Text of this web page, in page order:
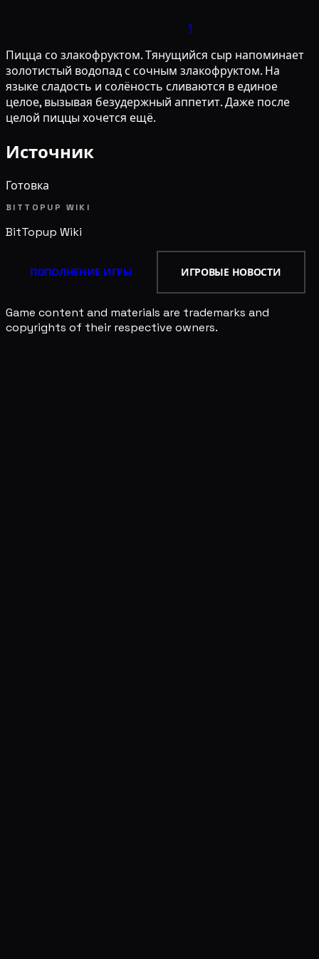
1
Пицца со злакофруктом. Тянущийся сыр напоминает
золотистый водопад с сочным злакофруктом. На
языке сладость и солёность сливаются в единое
целое, вызывая безудержный аппетит. Даже после
целой пиццы хочется ещё.
Источник
Готовка
BITTOPUP WIKI
BitTopup Wiki
ПОПОЛНЕНИЕ ИГРЫ ИГРОВЫЕ НОВОСТИ
Game content and materials are trademarks and
copyrights of their respective owners.